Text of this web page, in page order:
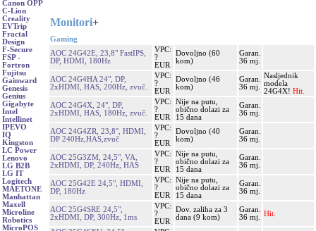
Canon OPP
C-Lion
Creality
EVTrip
Fractal
Design
F-Secure
FSP -
Fortron
Fujitsu
Gainward
Genesis
Genius
Gigabyte
Intel
Intellinet
IPEVO
IQ
Kingston
LC Power
Lenovo
LG B2B
LG IT
Logitech
MAETONE
Manhattan
Maxell
Microline
Robotics
MicroPOS
Monitori+
Gaming
AOC 24G42E, 23,8" FastIPS,
DP, HDMI, 180Hz
VPC:
?
EUR
Dovoljno (60
kom)
Garan.
36 mj.
AOC 24G4HA 24", DP,
2xHDMI, HAS, 200Hz, zvuč.
VPC:
?
EUR
Dovoljno (46
kom)
Garan.
36 mj.
Nasljednik
modela
24G4X! Hit.
AOC 24G4X, 24", DP,
2xHDMI, HAS, 180Hz, zvuč.
VPC:
?
EUR
Nije na putu,
obično dolazi za
15 dana
Garan.
36 mj.
AOC 24G4ZR, 23,8'', HDMI,
DP 240Hz,HAS,zvuč
VPC:
?
EUR
Dovoljno (40
kom)
Garan.
36 mj.
AOC 25G3ZM, 24,5", VA,
2xHDMI, DP, 240Hz, HAS
VPC:
?
EUR
Nije na putu,
obično dolazi za
15 dana
Garan.
36 mj.
AOC 25G42E 24,5", HDMI,
DP, 180Hz
VPC:
?
EUR
Nije na putu,
obično dolazi za
15 dana
Garan.
36 mj.
AOC 25G4SRE 24,5",
2xHDMI, DP, 300Hz, 1ms
VPC:
?
EUR
Dov. zaliha za 3
dana (9 kom)
Garan.
36 mj.
Hit.